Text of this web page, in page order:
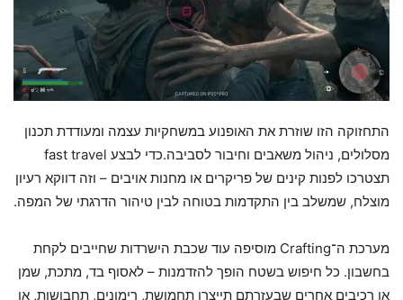
התחזוקה הזו שוזרת את האופנוע במשחקיות עצמה ומעודדת תכנון
מסלולים, ניהול משאבים וחיבור לסביבה.כדי לבצע fast travel
תצטרכו לפנות קינים של פריקרים או מחנות אויבים – וזה דווקא רעיון
מוצלח, שמשלב בין התקדמות בטוחה לבין טיהור הדרגתי של המפה.
מערכת ה־Crafting מוסיפה עוד שכבת הישרדות שחייבים לקחת
בחשבון. כל חיפוש בשטח הופך להזדמנות – לאסוף בד, מתכת, שמן
או רכיבים אחרים שבעזרתם תייצרו תחמושת, רימונים, תחבושות, או